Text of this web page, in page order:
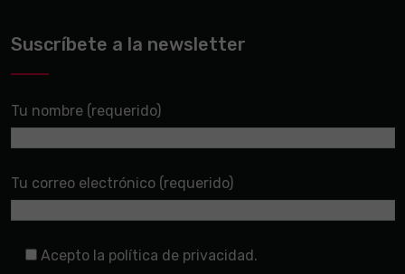
Suscríbete a la newsletter
Tu nombre (requerido)
Tu correo electrónico (requerido)
Acepto la política de privacidad.